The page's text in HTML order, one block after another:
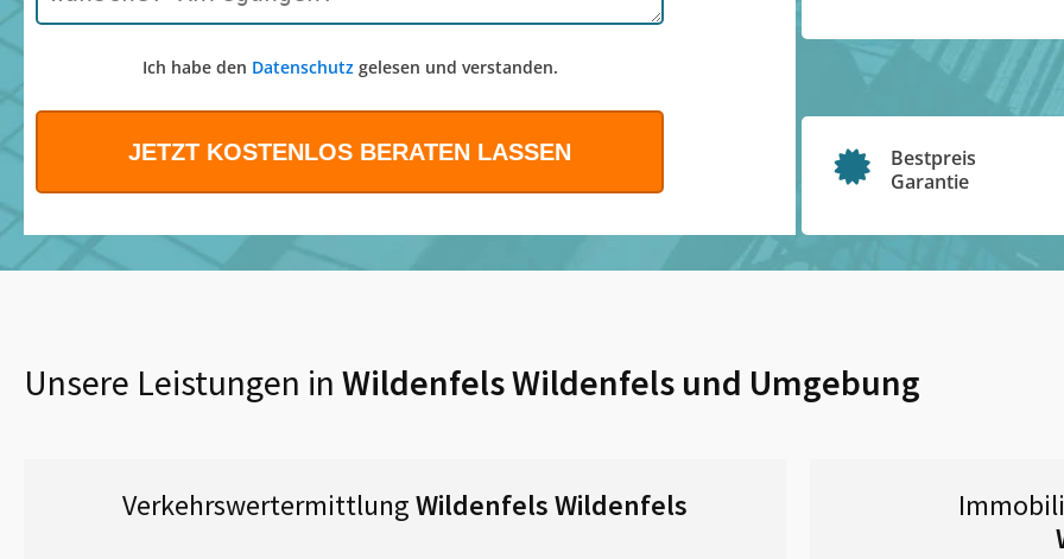
Ich habe den Datenschutzgelesen und verstanden.
Bestpreis
Garantie
Unsere Leistungen in Wildenfels Wildenfels und Umgebung
VerkehrswertermittlungWildenfels Wildenfels